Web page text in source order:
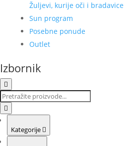
Žuljevi, kurije oči i bradavice
Sun program
Posebne ponude
Outlet
Izbornik
Kategorije